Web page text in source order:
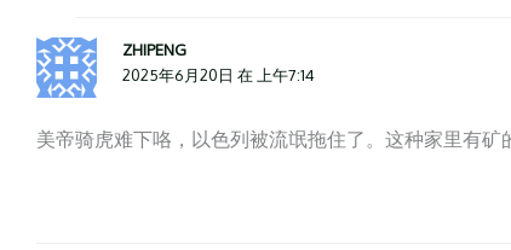
ZHIPENG
2025年6月20日 在 上午7:14
美帝骑虎难下咯，以色列被流氓拖住了。这种家里有